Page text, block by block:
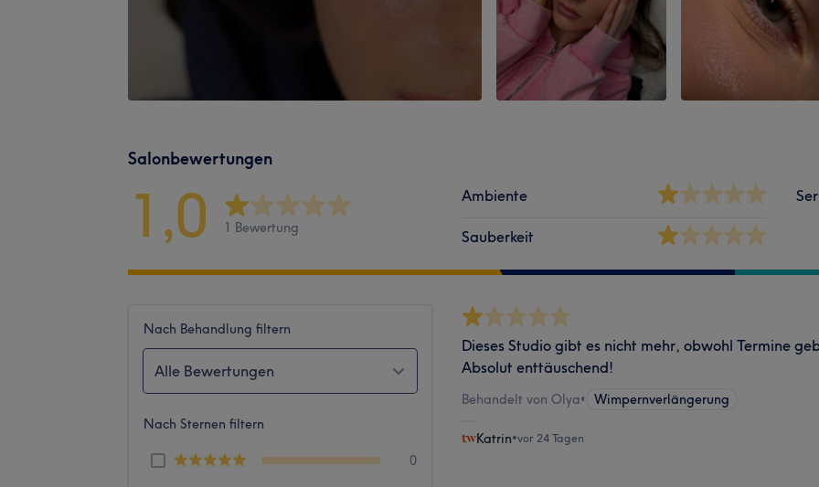
Salonbewertungen
1,0 1 Bewertung
Ambiente
Sauberkeit
Nach Behandlung filtern
Alle Bewertungen
Nach Sternen filtern
0
Dieses Studio gibt es nicht mehr, obwohl Termine
Absolut enttäuschend!
Behandelt von Olya• Wimpernverlängerung
Katrin•vor 24 Tagen